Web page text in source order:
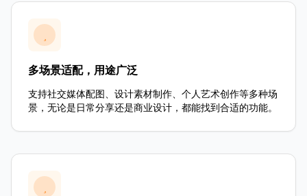
多场景适配，用途广泛
支持社交媒体配图、设计素材制作、个人艺术创作等多种场
景，无论是日常分享还是商业设计，都能找到合适的功能。